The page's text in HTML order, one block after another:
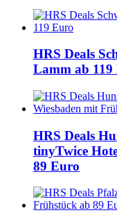
HRS Deals
Lamm ab 119
HRS Deals
tinyTwice
89 Euro